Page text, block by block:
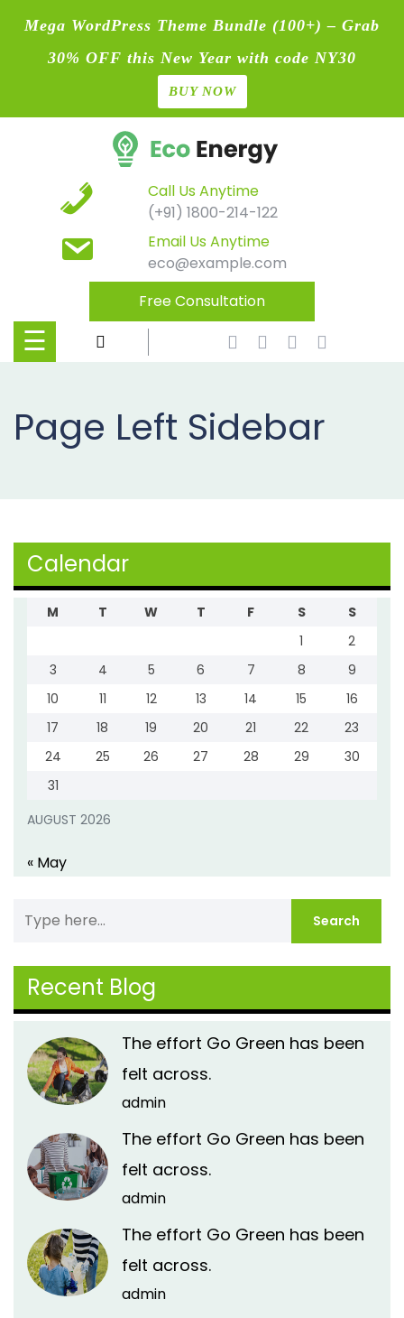
Mega WordPress Theme Bundle (100+) – Grab
30% OFF this New Year with code NY30
BUY NOW
Call Us Anytime
(+91) 1800-214-122
Email Us Anytime
eco@example.com
Free Consultation
Contact
Causes
Events
Projects
☰
Page Left Sidebar
Calendar
AUGUST 2026
M T W T F S
S
1
2
3
4 5 6 7 8
9
10
11 12 13 14 15
16
17
18 19 20 21 22
23
24
25 26 27 28 29
30
31
« May
Recent Blog
The effort Go Green has been
felt across.
admin
The effort Go Green has been
felt across.
admin
The effort Go Green has been
felt across.
admin